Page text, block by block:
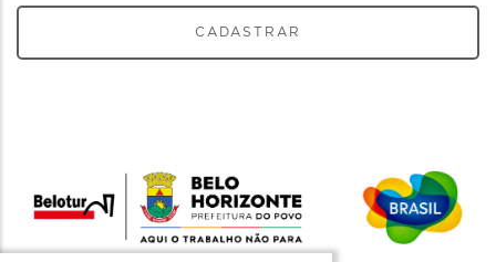
CADASTRAR